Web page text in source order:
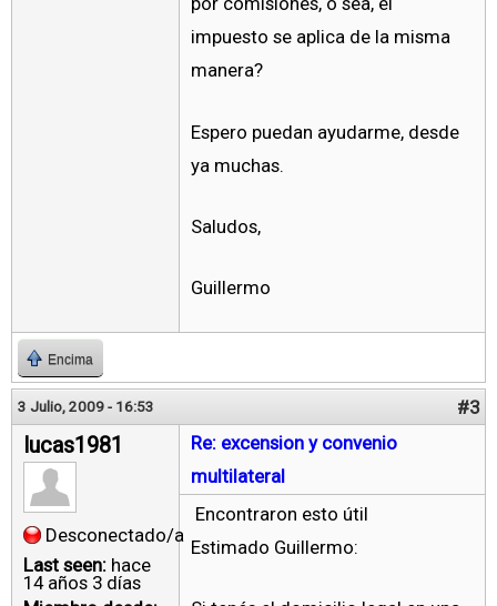
impuesto se aplica de la misma
manera?
Espero puedan ayudarme, desde
ya muchas.
Saludos,
Guillermo
Encima
3 Julio, 2009 - 16:53 #3
lucas1981
Desconectado/a
Last seen: hace
14 años 3 días
Re: excension y convenio
multilateral
Encontraron esto útil
Estimado Guillermo: